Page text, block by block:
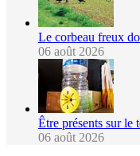
Le corbeau freux
06 août 2026
Être présents sur le
06 août 2026